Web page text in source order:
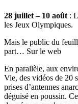
28 juillet – 10 août :
les Jeux Olympiques.
Mais le public du
part… Sur le web
En parallèle, aux
Vie, des vidéos de 20
prises d’antennes
déguisé en poussin.